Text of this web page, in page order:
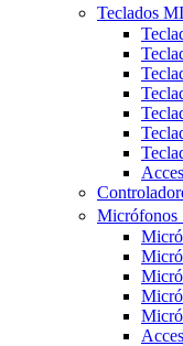
Teclados
Micrófonos